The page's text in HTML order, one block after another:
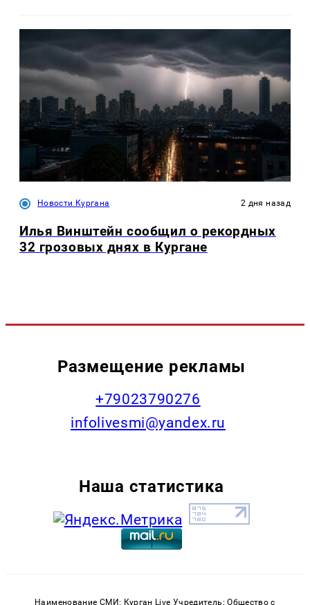
Новости Кургана 2 дня назад
Илья Винштейн сообщил о рекордных
32 грозовых днях в Кургане
Размещение рекламы
+79023790276
infolivesmi@yandex.ru
Наша статистика
Наименование СМИ: Курган Live Учредитель: Общество с